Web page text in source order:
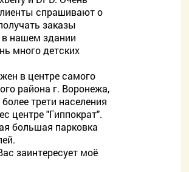
спрашивают о
заказы
в нашем здании
много детских
в центре самого
района г. Воронежа,
трети населения
центре "Гиппократ".
большая парковка
заинтересует моё